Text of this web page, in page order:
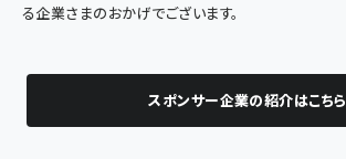
る企業さまのおかげでございます。
スポンサー企業の紹介はこちら